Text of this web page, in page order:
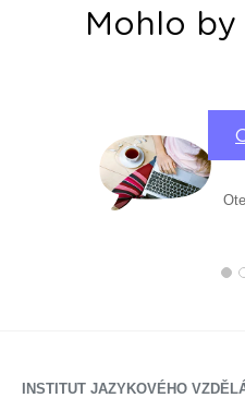
Mohlo by
INSTITUT JAZYKOVÉHO